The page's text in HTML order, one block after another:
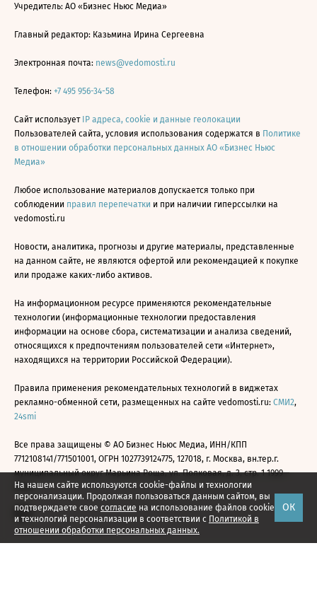
На нашем сайте используются cookie-файлы и технологии
персонализации. Продолжая пользоваться данным сайтом, вы
подтверждаете свое согласие на использование файлов cookie
и технологий персонализации в соответствии с Политикой в
отношении обработки персональных данных.
ОК
Учредитель: АО «Бизнес Ньюс Медиа»
Главный редактор: Казьмина Ирина Сергеевна
Электронная почта: news@vedomosti.ru
Телефон: +7 495 956-34-58
Сайт использует IP адреса, cookie и данные геолокации
Пользователей сайта, условия использования содержатся в Политике
в отношении обработки персональных данных АО «Бизнес Ньюс
Медиа»
Любое использование материалов допускается только при
соблюдении правил перепечатки и при наличии гиперссылки на
vedomosti.ru
Новости, аналитика, прогнозы и другие материалы, представленные
на данном сайте, не являются офертой или рекомендацией к покупке
или продаже каких-либо активов.
На информационном ресурсе применяются рекомендательные
технологии (информационные технологии предоставления
информации на основе сбора, систематизации и анализа сведений,
относящихся к предпочтениям пользователей сети «Интернет»,
находящихся на территории Российской Федерации).
Правила применения рекомендательных технологий в виджетах
рекламно-обменной сети, размещенных на сайте vedomosti.ru: СМИ2,
24smi
Все права защищены © АО Бизнес Ньюс Медиа, ИНН/КПП
7712108141/771501001, ОГРН 1027739124775, 127018, г. Москва, вн.тер.г.
муниципальный округ Марьина Роща, ул. Полковая, д. 3, стр. 1 1999—
2026